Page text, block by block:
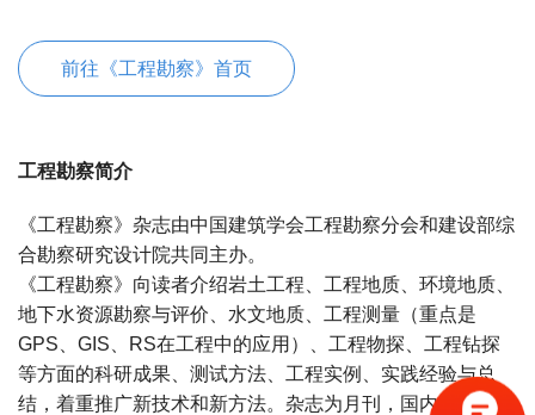
前往《工程勘察》首页
工程勘察简介
《工程勘察》杂志由中国建筑学会工程勘察分会和建设部综
合勘察研究设计院共同主办。
《工程勘察》向读者介绍岩土工程、工程地质、环境地质、
地下水资源勘察与评价、水文地质、工程测量（重点是
GPS、GIS、RS在工程中的应用）、工程物探、工程钻探
等方面的科研成果、测试方法、工程实例、实践经验与总
结，着重推广新技术和新方法。杂志为月刊，国内外公开发